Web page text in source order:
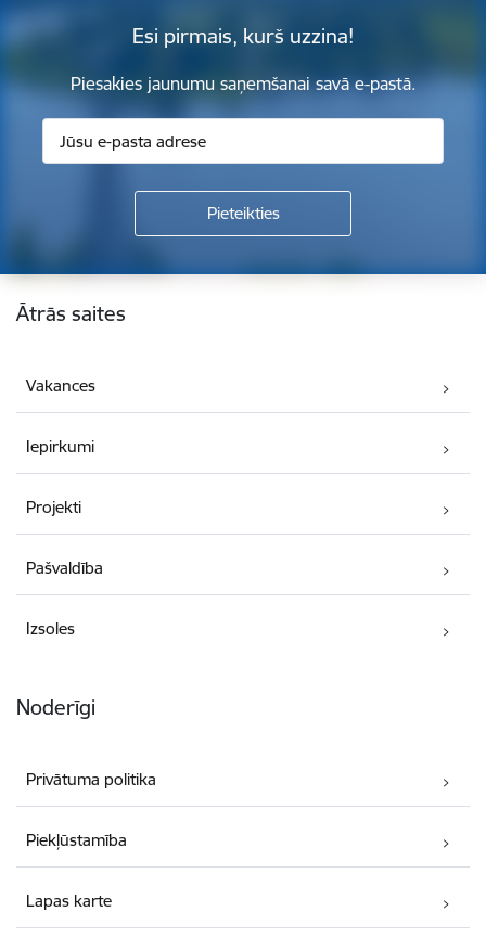
Esi pirmais, kurš uzzina!
Piesakies jaunumu saņemšanai savā e-pastā.
Kājene
Ātrās saites
Vakances
Iepirkumi
Projekti
Pašvaldība
Izsoles
Noderīgi
Privātuma politika
Piekļūstamība
Lapas karte